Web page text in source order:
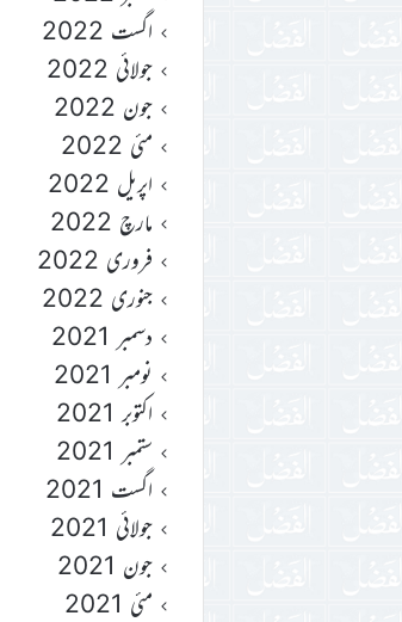
اگست 2022
جولائی 2022
جون 2022
مئی 2022
اپریل 2022
مارچ 2022
فروری 2022
جنوری 2022
دسمبر 2021
نومبر 2021
اکتوبر 2021
ستمبر 2021
اگست 2021
جولائی 2021
جون 2021
مئی 2021